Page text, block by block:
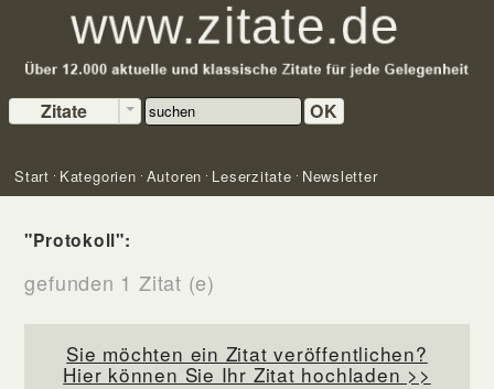
Zitate OK
Start Kategorien Autoren Leserzitate Newsletter
"Protokoll":
gefunden 1 Zitat (e)
Sie möchten ein Zitat veröffentlichen?
Hier können Sie Ihr Zitat hochladen >>